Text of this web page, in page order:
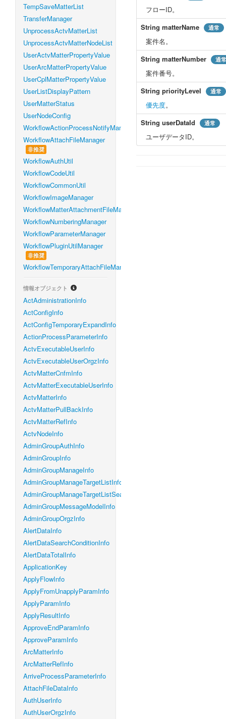
TempSaveMatterList
TransferManager
UnprocessActvMatterList
UnprocessActvMatterNodeList
UserActvMatterPropertyValue
UserArcMatterPropertyValue
UserCplMatterPropertyValue
UserListDisplayPattern
UserMatterStatus
UserNodeConfig
WorkflowActionProcessNotifyManager
WorkflowAttachFileManager
非推奨
WorkflowAuthUtil
WorkflowCodeUtil
WorkflowCommonUtil
WorkflowImageManager
WorkflowMatterAttachmentFileManager
WorkflowNumberingManager
WorkflowParameterManager
WorkflowPluginUtilManager
非推奨
WorkflowTemporaryAttachFileManager
情報オブジェクト
ActAdministrationInfo
ActConfigInfo
ActConfigTemporaryExpandInfo
ActionProcessParameterInfo
ActvExecutableUserInfo
ActvExecutableUserOrgzInfo
ActvMatterCnfmInfo
ActvMatterExecutableUserInfo
ActvMatterInfo
ActvMatterPullBackInfo
ActvMatterRefInfo
ActvNodeInfo
AdminGroupAuthInfo
AdminGroupInfo
AdminGroupManageInfo
AdminGroupManageTargetListInfo
AdminGroupManageTargetListSearchConditionInfo
AdminGroupMessageModelInfo
AdminGroupOrgzInfo
AlertDataInfo
AlertDataSearchConditionInfo
AlertDataTotalInfo
ApplicationKey
ApplyFlowInfo
ApplyFromUnapplyParamInfo
ApplyParamInfo
ApplyResultInfo
ApproveEndParamInfo
ApproveParamInfo
ArcMatterInfo
ArcMatterRefInfo
ArriveProcessParameterInfo
AttachFileDataInfo
AuthUserInfo
AuthUserOrgzInfo
フローID。
String matterName 通常
案件名。
String matterNumber 通常
案件番号。
String priorityLevel 通常
優先度。
String userDataId 通常
ユーザデータID。